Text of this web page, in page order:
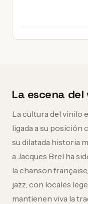
La escena del
La cultura del vinilo
ligada a su posición
su dilatada historia
a Jacques Brel ha
la chanson
jazz, con locales
mantienen viva la